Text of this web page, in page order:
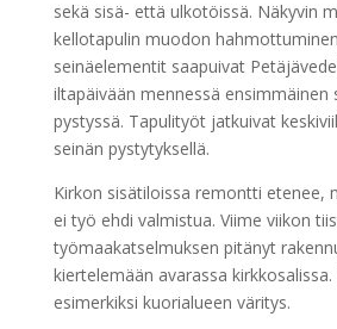
sekä sisä- että ulkotöissä. Näkyvin
kellotapulin muodon
seinäelementit saapuivat
iltapäivään mennessä ensimmäinen
pystyssä. Tapulityöt jatkuivat
seinän pystytyksellä.
Kirkon sisätiloissa remontti etenee,
ei työ ehdi valmistua. Viime viikon
työmaakatselmuksen pitänyt
kiertelemään avarassa
esimerkiksi kuorialueen väritys.